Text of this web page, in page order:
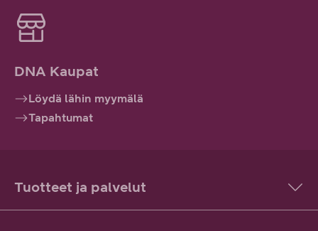
DNA Kaupat
Löydä lähin myymälä
Tapahtumat
Tuotteet ja palvelut